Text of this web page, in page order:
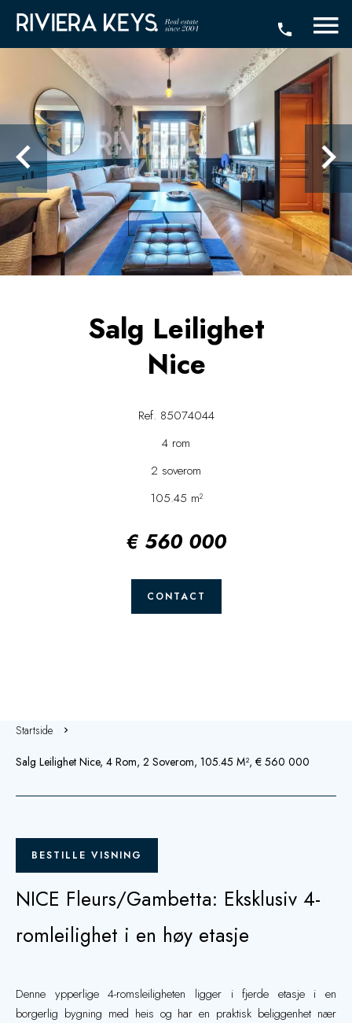
Salg Leilighet
Nice
Ref. 85074044
4 rom
2 soverom
105.45 m²
€ 560 000
CONTACT
Startside
Salg Leilighet Nice, 4 Rom, 2 Soverom, 105.45 M², € 560 000
BESTILLE VISNING
NICE Fleurs/Gambetta: Eksklusiv 4-
romleilighet i en høy etasje
Denne ypperlige 4-romsleiligheten ligger i fjerde etasje i en
borgerlig bygning med heis og har en praktisk beliggenhet nær